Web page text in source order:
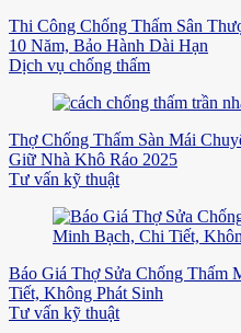
Thi Công Chống Thấm Sân
10 Năm, Bảo Hành Dài Hạn
Dịch vụ chống thấm
Thợ Chống Thấm Sàn Mái
Giữ Nhà Khô Ráo 2025
Tư vấn kỹ thuật
Báo Giá Thợ Sửa Chống Thấm
Tiết, Không Phát Sinh
Tư vấn kỹ thuật